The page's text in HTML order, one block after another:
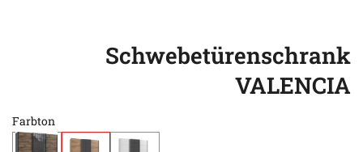
Schwebetürenschrank
VALENCIA
Farbton